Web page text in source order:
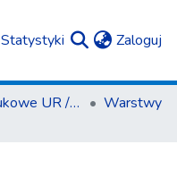
Statystyki Zaloguj
Czasopisma naukowe UR / Scientific Journals
Warstwy